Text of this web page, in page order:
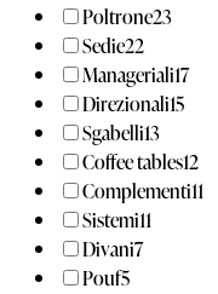
Poltrone23
Sedie22
Manageriali17
Direzionali15
Sgabelli13
Coffee tables12
Complementi11
Sistemi11
Divani7
Pouf5